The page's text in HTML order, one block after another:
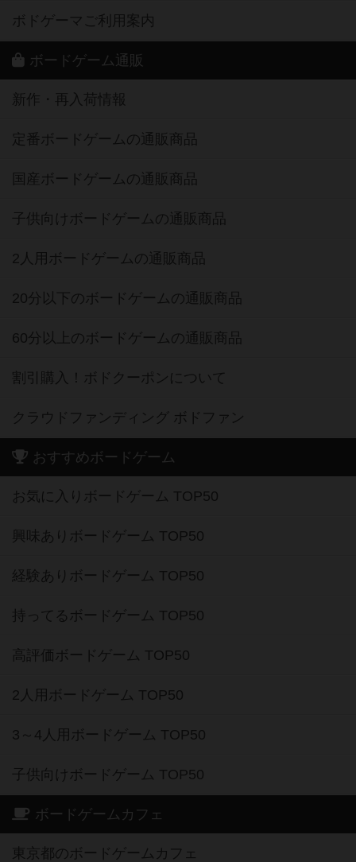
ボドゲーマご利用案内
ボードゲーム通販
新作・再入荷情報
定番ボードゲームの通販商品
国産ボードゲームの通販商品
子供向けボードゲームの通販商品
2人用ボードゲームの通販商品
20分以下のボードゲームの通販商品
60分以上のボードゲームの通販商品
割引購入！ボドクーポンについて
クラウドファンディング ボドファン
おすすめボードゲーム
お気に入りボードゲーム TOP50
興味ありボードゲーム TOP50
経験ありボードゲーム TOP50
持ってるボードゲーム TOP50
高評価ボードゲーム TOP50
2人用ボードゲーム TOP50
3～4人用ボードゲーム TOP50
子供向けボードゲーム TOP50
ボードゲームカフェ
東京都のボードゲームカフェ